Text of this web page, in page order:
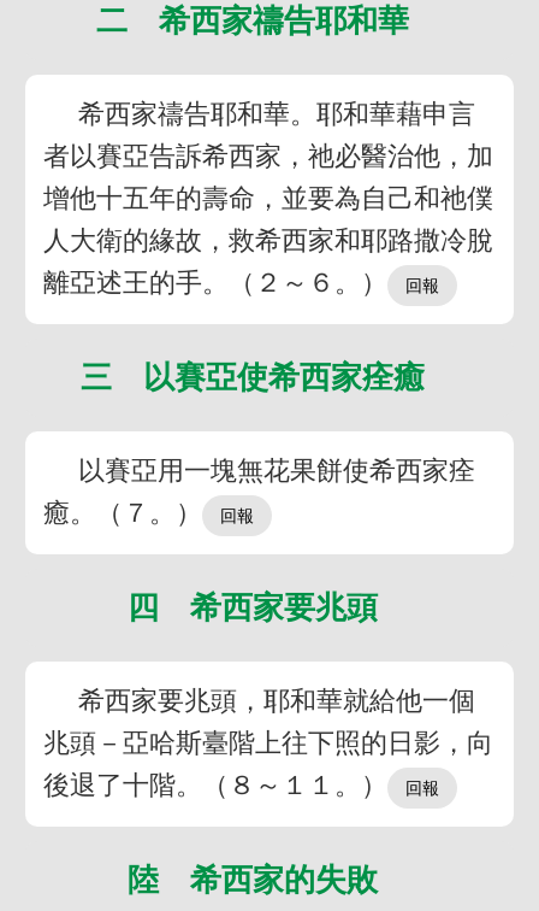
二 希西家禱告耶和華
希西家禱告耶和華。耶和華藉申言
者以賽亞告訴希西家，祂必醫治他，加
增他十五年的壽命，並要為自己和祂僕
人大衛的緣故，救希西家和耶路撒冷脫
離亞述王的手。（２～６。）
三 以賽亞使希西家痊癒
以賽亞用一塊無花果餅使希西家痊
癒。（７。）
四 希西家要兆頭
希西家要兆頭，耶和華就給他一個
兆頭－亞哈斯臺階上往下照的日影，向
後退了十階。（８～１１。）
陸 希西家的失敗